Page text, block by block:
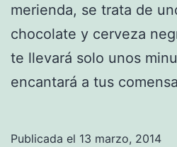
merienda, se trata de
chocolate y cerveza
te llevará solo unos
encantará a tus
Publicada el 13 marzo, 2014